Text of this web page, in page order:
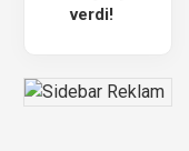
verdi!